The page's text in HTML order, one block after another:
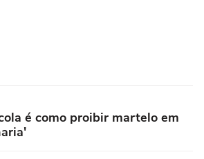
é como proibir martelo em